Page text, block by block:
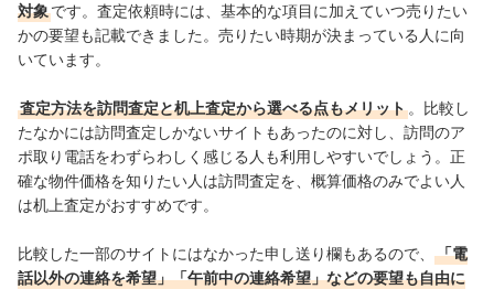
対象です。査定依頼時には、基本的な項目に加えていつ売りたい
かの要望も記載できました。売りたい時期が決まっている人に向
いています。
査定方法を訪問査定と机上査定から選べる点もメリット 。比較し
たなかには訪問査定しかないサイトもあったのに対し、訪問のア
ポ取り電話をわずらわしく感じる人も利用しやすいでしょう。正
確な物件価格を知りたい人は訪問査定を、概算価格のみでよい人
は机上査定がおすすめです。
比較した一部のサイトにはなかった申し送り欄もあるので、
「電
話以外の連絡を希望」「午前中の連絡希望」などの要望も自由に